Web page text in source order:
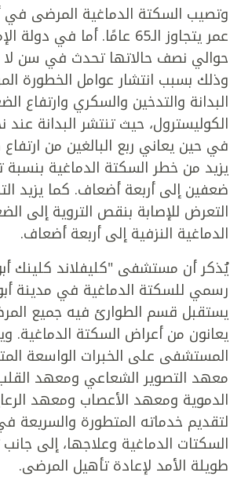
وتصيب السكتة الدماغية المرضى في
عمر يتجاوز الـ65 عامًا. أما في
وذلك بسبب انتشار عوامل الخطورة
البدانة والتدخين والسكري وارتفاع
الكوليسترول، حيث تنتشر البدانة عند
في حين يعاني ربع البالغين من
يزيد من خطر السكتة الدماغية بنسبة
ضعفين إلى أربعة أضعاف. كما يزيد
التعرض للإصابة بنقص التروية إلى
الدماغية النزفية إلى أربعة أضعاف.
يُذكر أن مستشفى "كليفلاند كلينك
رسمي للسكتة الدماغية في مدينة
يستقبل قسم الطوارئ فيه جميع
يعانون من أعراض السكتة الدماغية.
المستشفى على الخبرات الواسعة
معهد التصوير الشعاعي ومعهد
الدموية ومعهد الأعصاب ومعهد
لتقديم خدماته المتطورة
السكتات الدماغية وعلاجها، إلى جانب
طويلة الأمد لإعادة تأهيل المرضى.